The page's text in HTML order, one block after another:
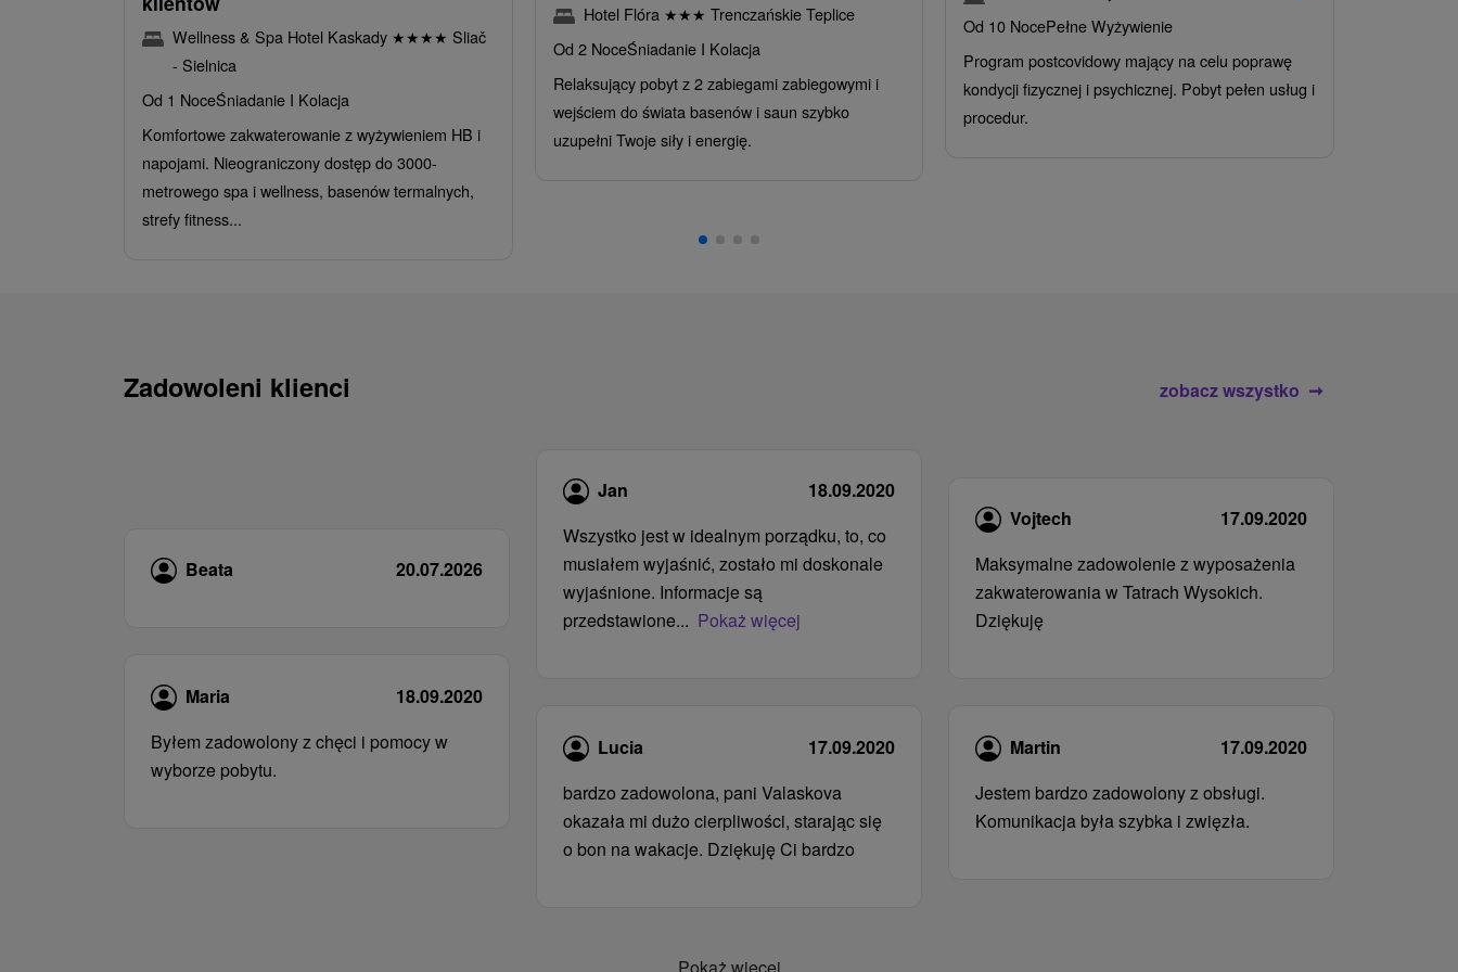
Wellness & Spa Hotel Kaskady ★★★★ Sliač
- Sielnica
Od 1 NoceŚniadanie I Kolacja
Komfortowe zakwaterowanie z wyżywieniem HB i
napojami. Nieograniczony dostęp do 3000-
metrowego spa i wellness, basenów termalnych,
strefy fitness...
Hotel Flóra ★★★ Trenczańskie Teplice
Od 2 NoceŚniadanie I Kolacja
Relaksujący pobyt z 2 zabiegami zabiegowymi i
wejściem do świata basenów i saun szybko
uzupełni Twoje siły i energię.
Od 10 NocePełne Wyżywienie
Program postcovidowy mający na celu poprawę
kondycji fizycznej i psychicznej. Pobyt pełen usług i
procedur.
Zadowoleni klienci zobacz wszystko
Beata 20.07.2026
Maria
18.09.2020
Byłem zadowolony z chęci i pomocy w
wyborze pobytu.
Jan
18.09.2020
Wszystko jest w idealnym porządku, to, co
musiałem wyjaśnić, zostało mi doskonale
wyjaśnione. Informacje są
przedstawione... Pokaż więcej
Lucia
17.09.2020
bardzo zadowolona, ​​pani Valaskova
okazała mi dużo cierpliwości, starając się
o bon na wakacje. Dziękuję Ci bardzo
Vojtech
17.09.2020
Maksymalne zadowolenie z wyposażenia
zakwaterowania w Tatrach Wysokich.
Dziękuję
Martin
17.09.2020
Jestem bardzo zadowolony z obsługi.
Komunikacja była szybka i zwięzła.